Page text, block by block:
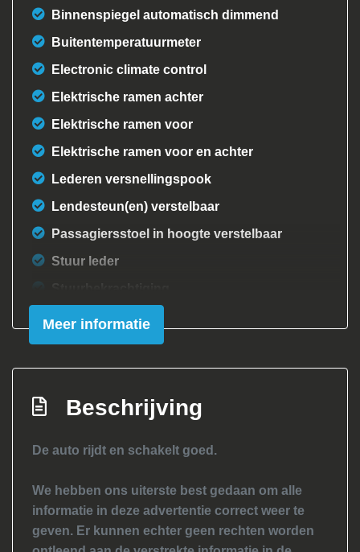
Binnenspiegel automatisch dimmend
Buitentemperatuurmeter
Electronic climate control
Elektrische ramen achter
Elektrische ramen voor
Elektrische ramen voor en achter
Lederen versnellingspook
Lendesteun(en) verstelbaar
Passagiersstoel in hoogte verstelbaar
Stuur leder
Exterieur
Buitenspiegels elektrisch verstel- en
Buitenspiegels elektrisch verstelbaar
Buitenspiegels verwarmbaar
Centrale vergrendeling met
afstandsbediening
Meer informatie
Beschrijving
De auto rijdt en schakelt goed.
We hebben ons uiterste best gedaan om alle
informatie in deze advertentie correct weer te
geven. Er kunnen echter geen rechten worden